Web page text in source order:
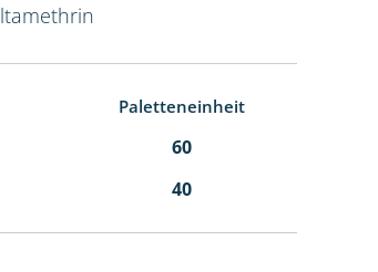
Paletteneinheit
60
40